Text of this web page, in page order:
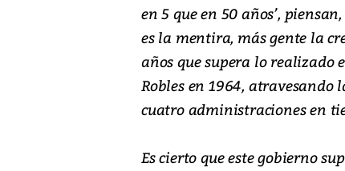
en 5 que en 50 años’,
es la mentira, más gente la
años que supera lo realizado
Robles en 1964,
cuatro administraciones en
Es cierto que este gobierno